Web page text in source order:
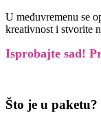
U međuvremenu se
kreativnost i stvorite
Isprobajte sad!
Što je u paketu?